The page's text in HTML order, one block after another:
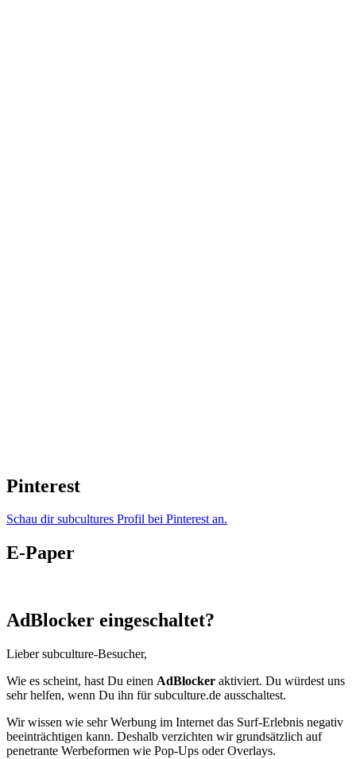
Pinterest
Schau dir subcultures Profil bei Pinterest an.
E-Paper
AdBlocker eingeschaltet?
Lieber subculture-Besucher,
Wie es scheint, hast Du einen AdBlocker aktiviert. Du würdest uns
sehr helfen, wenn Du ihn für subculture.de ausschaltest.
Wir wissen wie sehr Werbung im Internet das Surf-Erlebnis negativ
beeinträchtigen kann. Deshalb verzichten wir grundsätzlich auf
penetrante Werbeformen wie Pop-Ups oder Overlays.